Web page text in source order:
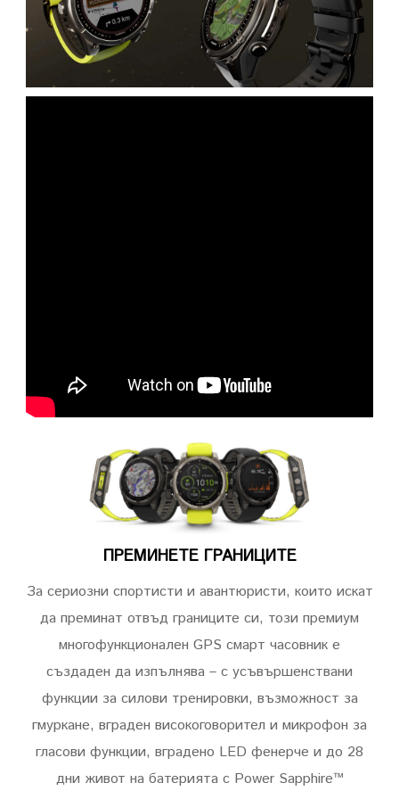
ПРЕМИНЕТЕ ГРАНИЦИТЕ
За сериозни спортисти и авантюристи, които искат
да преминат отвъд границите си, този премиум
многофункционален GPS смарт часовник е
създаден да изпълнява – с усъвършенствани
функции за силови тренировки, възможност за
гмуркане, вграден високоговорител и микрофон за
гласови функции, вградено LED фенерче и до 28
дни живот на батерията с Power Sapphire™